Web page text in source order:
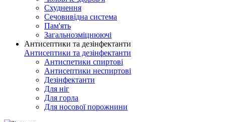
Схуднення
Сечовивідна система
Пам'ять
Загальнозміцнюючі
Антисептики та дезінфектанти
Антисептики та дезінфектанти
Антиспетики спиртові
Антисептики неспиртові
Дезінфектанти
Для ніг
Для горла
Для носової порожнини